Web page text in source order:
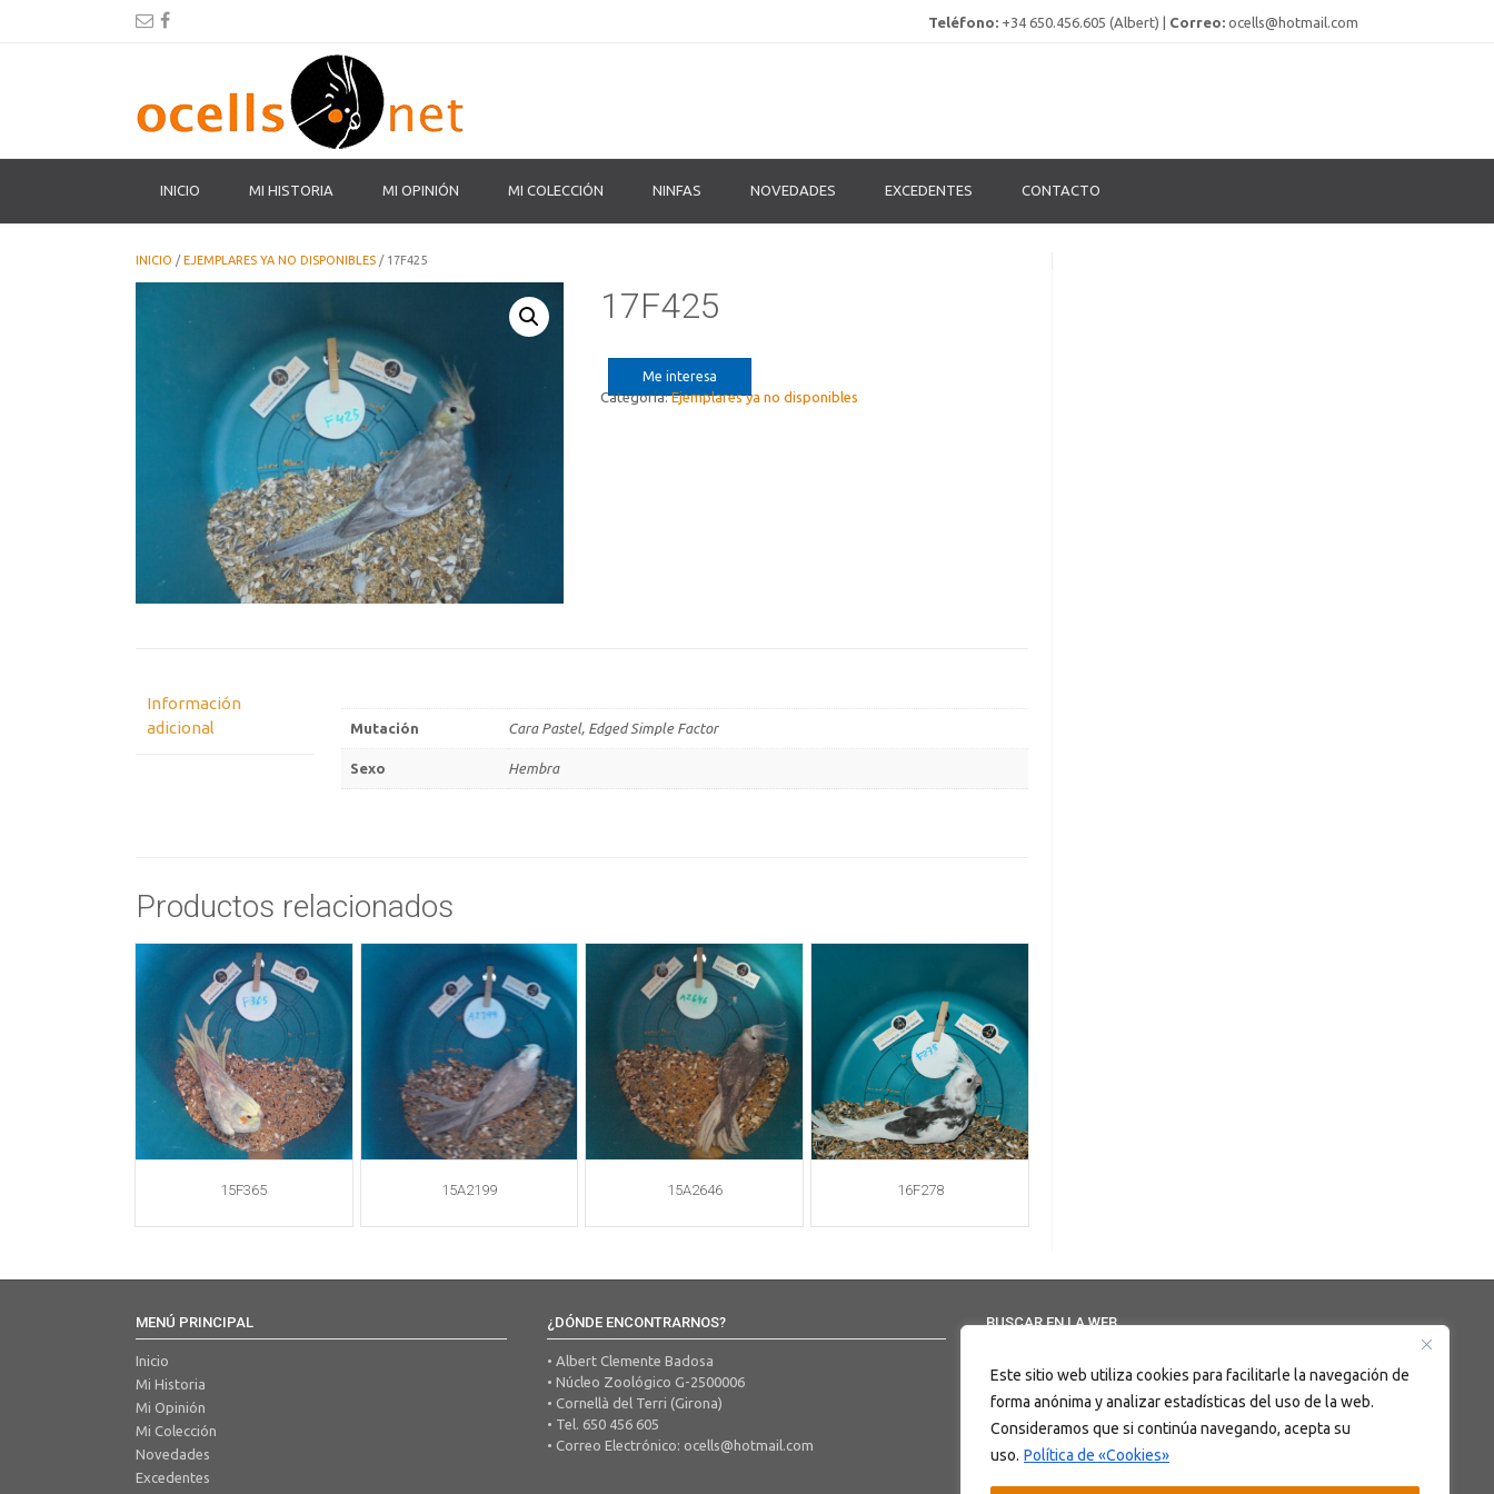
Este sitio web utiliza cookies para facilitarle la navegación de
forma anónima y analizar estadísticas del uso de la web.
Consideramos que si continúa navegando, acepta su
uso. Política de «Cookies»
Teléfono: +34 650.456.605 (Albert) | Correo: ocells@hotmail.com
INICIO MI HISTORIA MI OPINIÓN MI COLECCIÓN NINFAS NOVEDADES EXCEDENTES CONTACTO
INICIO /EJEMPLARES YA NO DISPONIBLES / 17F425
17F425
Me interesa
Categoría:Ejemplares ya no disponibles
Información
adicional
Mutación Cara Pastel, Edged Simple Factor
Sexo Hembra
Productos relacionados
15F365 15A2199 15A2646 16F278
MENÚ PRINCIPAL
Inicio
Mi Historia
Mi Opinión
Mi Colección
Novedades
Excedentes
¿DÓNDE ENCONTRARNOS?
• Albert Clemente Badosa
• Núcleo Zoológico G-2500006
• Cornellà del Terri (Girona)
• Tel. 650 456 605
• Correo Electrónico: ocells@hotmail.com
BUSCAR EN LA WEB